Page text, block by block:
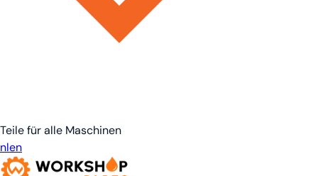
Teile für alle Maschinen
nlen